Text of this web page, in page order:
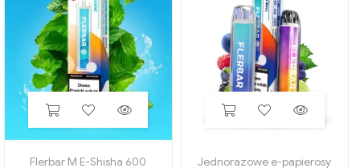
Flerbar M E-Shisha 600
Jednorazowe e-papierosy